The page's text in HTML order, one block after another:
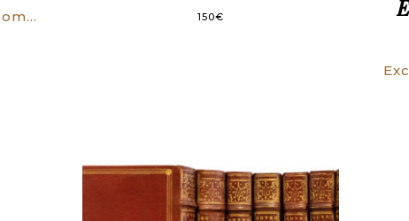
Un Mariage sous Louis XV. Comédie en cinq actes. Représenté pour la première fois sur le Théâtre-Français le 1er juin 1841. 150€